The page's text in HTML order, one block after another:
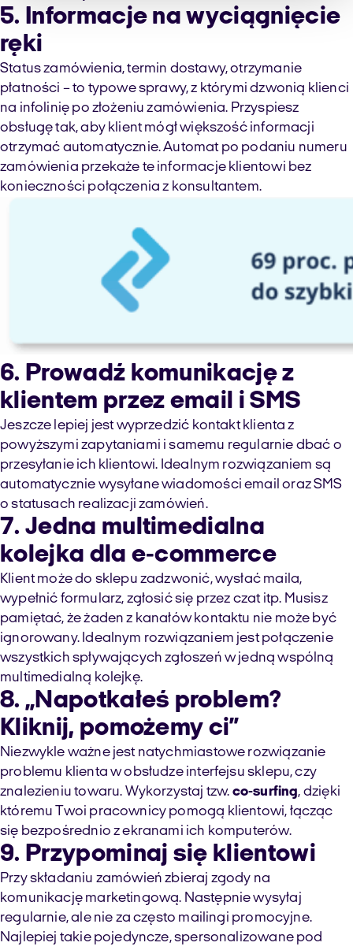
5. Informacje na wyciągnięcie
ręki
Status zamówienia, termin dostawy, otrzymanie
płatności – to typowe sprawy, z którymi dzwonią klienci
na infolinię po złożeniu zamówienia. Przyspiesz
obsługę tak, aby klient mógł większość informacji
otrzymać automatycznie. Automat po podaniu numeru
zamówienia przekaże te informacje klientowi bez
konieczności połączenia z konsultantem.
6. Prowadź komunikację z
klientem przez email i SMS
Jeszcze lepiej jest wyprzedzić kontakt klienta z
powyższymi zapytaniami i samemu regularnie dbać o
przesyłanie ich klientowi. Idealnym rozwiązaniem są
automatycznie wysyłane wiadomości email oraz SMS
o statusach realizacji zamówień.
7. Jedna multimedialna
kolejka dla e-commerce
Klient może do sklepu zadzwonić, wysłać maila,
wypełnić formularz, zgłosić się przez czat itp. Musisz
pamiętać, że żaden z kanałów kontaktu nie może być
ignorowany. Idealnym rozwiązaniem jest połączenie
wszystkich spływających zgłoszeń w jedną wspólną
multimedialną kolejkę.
8. „Napotkałeś problem?
Kliknij, pomożemy ci”
Niezwykle ważne jest natychmiastowe rozwiązanie
problemu klienta w obsłudze interfejsu sklepu, czy
znalezieniu towaru. Wykorzystaj tzw. co-surfing, dzięki
któremu Twoi pracownicy pomogą klientowi, łącząc
się bezpośrednio z ekranami ich komputerów.
9. Przypominaj się klientowi
Przy składaniu zamówień zbieraj zgody na
komunikację marketingową. Następnie wysyłaj
regularnie, ale nie za często mailingi promocyjne.
Najlepiej takie pojedyncze, spersonalizowane pod